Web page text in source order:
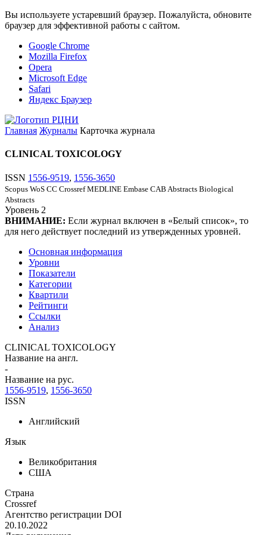
Вы используете устаревший браузер. Пожалуйста, обновите
браузер для эффективной работы с сайтом.
Google Chrome
Mozilla Firefox
Opera
Microsoft Edge
Safari
Яндекс Браузер
Главная Журналы Карточка журнала
CLINICAL TOXICOLOGY
ISSN 1556-9519, 1556-3650
Scopus WoS CC Crossref MEDLINE Embase CAB Abstracts Biological
Abstracts
Уровень 2
ВНИМАНИЕ: Если журнал включен в «Белый список», то
для него действует последний из утвержденных уровней.
Основная информация
Уровни
Показатели
Категории
Квартили
Рейтинги
Ссылки
Анализ
CLINICAL TOXICOLOGY
Название на англ.
-
Название на рус.
1556-9519, 1556-3650
ISSN
Английский
Язык
Великобритания
США
Страна
Crossref
Агентство регистрации DOI
20.10.2022